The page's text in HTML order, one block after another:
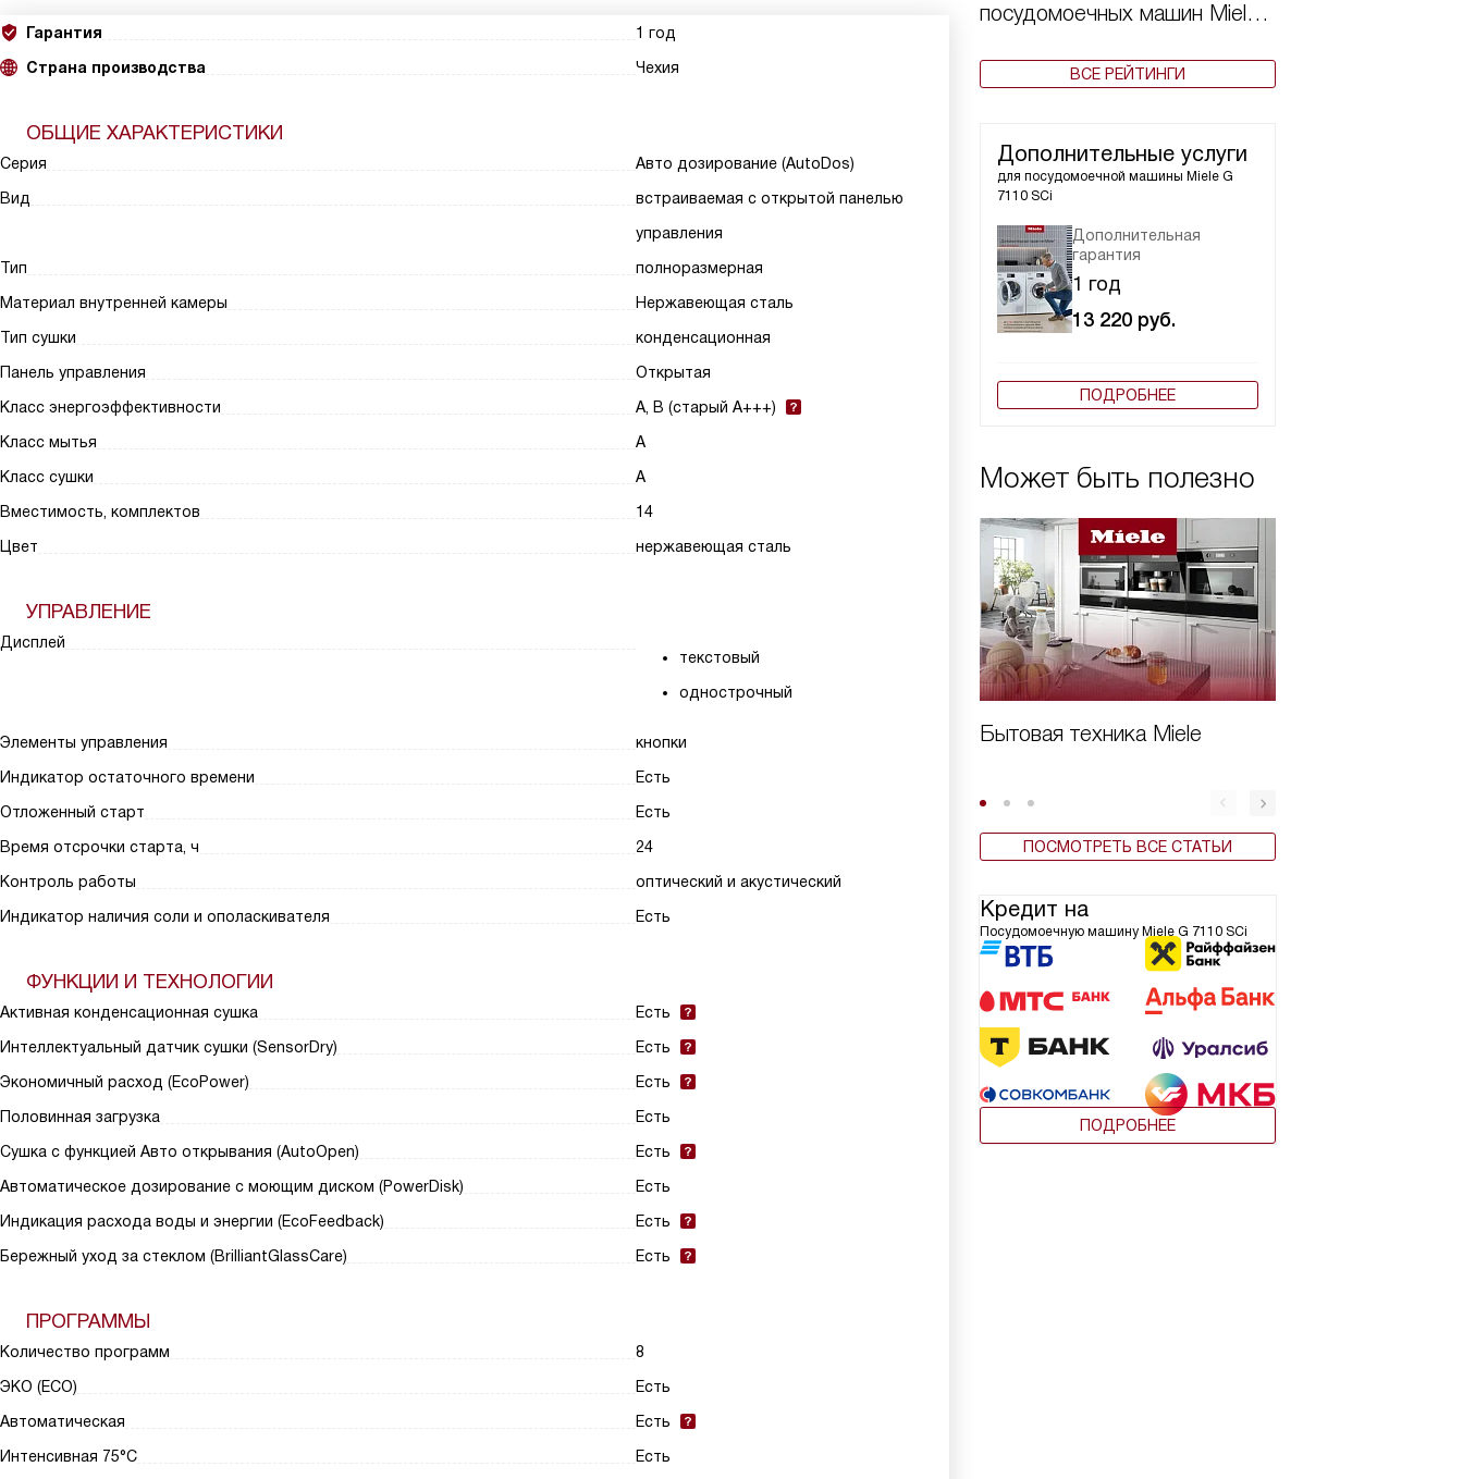
посудомоечных машин Miele
ВСЕ РЕЙТИНГИ
Дополнительные услуги
для посудомоечной машины Miele G
7110 SCi
Дополнительная
гарантия
1 год
13 220 руб.
ПОДРОБНЕЕ
Может быть полезно
Бытовая техника Miele
ПОСМОТРЕТЬ ВСЕ СТАТЬИ
Кредит на
Посудомоечную машину Miele G 7110 SCi
ПОДРОБНЕЕ
Гарантия
1 год
Страна производства
Чехия
ОБЩИЕ ХАРАКТЕРИСТИКИ
Серия
Авто дозирование (AutoDos)
Вид
встраиваемая с открытой панелью
управления
Тип
полноразмерная
Материал внутренней камеры
Нержавеющая сталь
Тип сушки
конденсационная
Панель управления
Открытая
Класс энергоэффективности
A, B (старый A+++)
Класс мытья
A
Класс сушки
A
Вместимость, комплектов
14
Цвет
нержавеющая сталь
УПРАВЛЕНИЕ
Дисплей
текстовый
однострочный
Элементы управления
кнопки
Индикатор остаточного времени
Есть
Отложенный старт
Есть
Время отсрочки старта, ч
24
Контроль работы
оптический и акустический
Индикатор наличия соли и ополаскивателя
Есть
ФУНКЦИИ И ТЕХНОЛОГИИ
Активная конденсационная сушка
Есть
Интеллектуальный датчик сушки (SensorDry)
Есть
Экономичный расход (EcoPower)
Есть
Половинная загрузка
Есть
Сушка с функцией Авто открывания (AutoOpen)
Есть
Автоматическое дозирование с моющим диском (PowerDisk)
Есть
Индикация расхода воды и энергии (EcoFeedback)
Есть
Бережный уход за стеклом (BrilliantGlassCare)
Есть
ПРОГРАММЫ
Количество программ
8
ЭКО (ECO)
Есть
Автоматическая
Есть
Интенсивная 75°С
Есть